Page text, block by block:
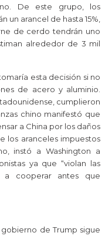
De este grupo, los
un arancel de hasta 15%,
de cerdo tendrán uno
alrededor de 3 mil
esta decisión si no
de acero y aluminio.
cumplieron
chino manifestó que
a China por los daños
los aranceles impuestos
instó a Washington a
ya que “violan las
cooperar antes que
de Trump sigue